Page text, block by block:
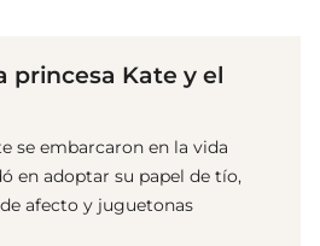
princesa Kate y el
se embarcaron en la vida
en adoptar su papel de tío,
afecto y juguetonas